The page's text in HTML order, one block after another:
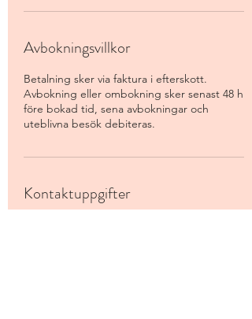
Avbokningsvillkor
Betalning sker via faktura i efterskott.
Avbokning eller ombokning sker senast 48 h
före bokad tid, sena avbokningar och
uteblivna besök debiteras.
Kontaktuppgifter